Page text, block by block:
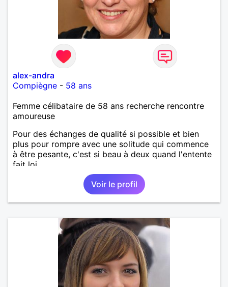
alex-andra
Compiègne - 58 ans
Femme célibataire de 58 ans recherche rencontre
amoureuse
Pour des échanges de qualité si possible et bien
plus pour rompre avec une solitude qui commence
à être pesante, c'est si beau à deux quand l'entente
fait loi.
Voir le profil